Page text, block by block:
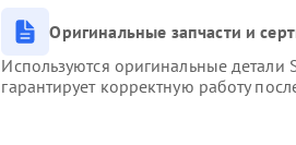
Оригинальные запчасти и
Используются оригинальные
гарантирует корректную работу